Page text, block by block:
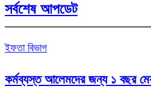
সর্বশেষ আপডেট
ইফতা বিভাগ
কর্মব্যস্ত আলেমদের জন্য ১ বছর